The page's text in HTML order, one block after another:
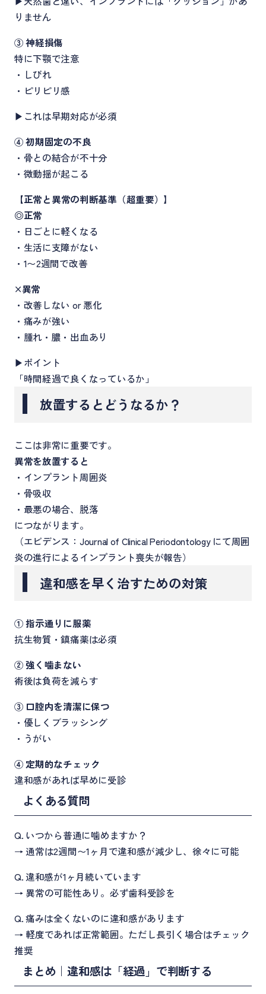
りません
③ 神経損傷
特に下顎で注意
・しびれ
・ピリピリ感
▶これは早期対応が必須
④ 初期固定の不良
・骨との結合が不十分
・微動揺が起こる
【正常と異常の判断基準（超重要） 】
◎正常
・日ごとに軽くなる
・生活に支障がない
・1〜2週間で改善
×異常
・改善しない or 悪化
・痛みが強い
・腫れ・膿・出血あり
▶ポイント
「時間経過で良くなっているか」
放置するとどうなるか？
ここは非常に重要です。
異常を放置すると
・インプラント周囲炎
・骨吸収
・最悪の場合、脱落
につながります。
（エビデンス：Journal of Clinical Periodontology にて周囲
炎の進行によるインプラント喪失が報告）
違和感を早く治すための対策
① 指示通りに服薬
抗生物質・鎮痛薬は必須
② 強く噛まない
術後は負荷を減らす
③ 口腔内を清潔に保つ
・優しくブラッシング
・うがい
④ 定期的なチェック
違和感があれば早めに受診
よくある質問
Q. いつから普通に噛めますか？
→ 通常は2週間〜1ヶ月で違和感が減少し、徐々に可能
Q. 違和感が1ヶ月続いています
→ 異常の可能性あり。必ず歯科受診を
Q. 痛みは全くないのに違和感があります
→ 軽度であれば正常範囲。ただし長引く場合はチェック
推奨
まとめ｜違和感は「経過」で判断する